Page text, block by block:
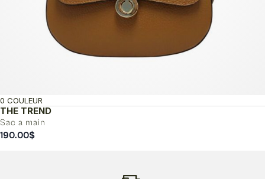
THE TREND
Sac a main
0 COULEUR
190.00$